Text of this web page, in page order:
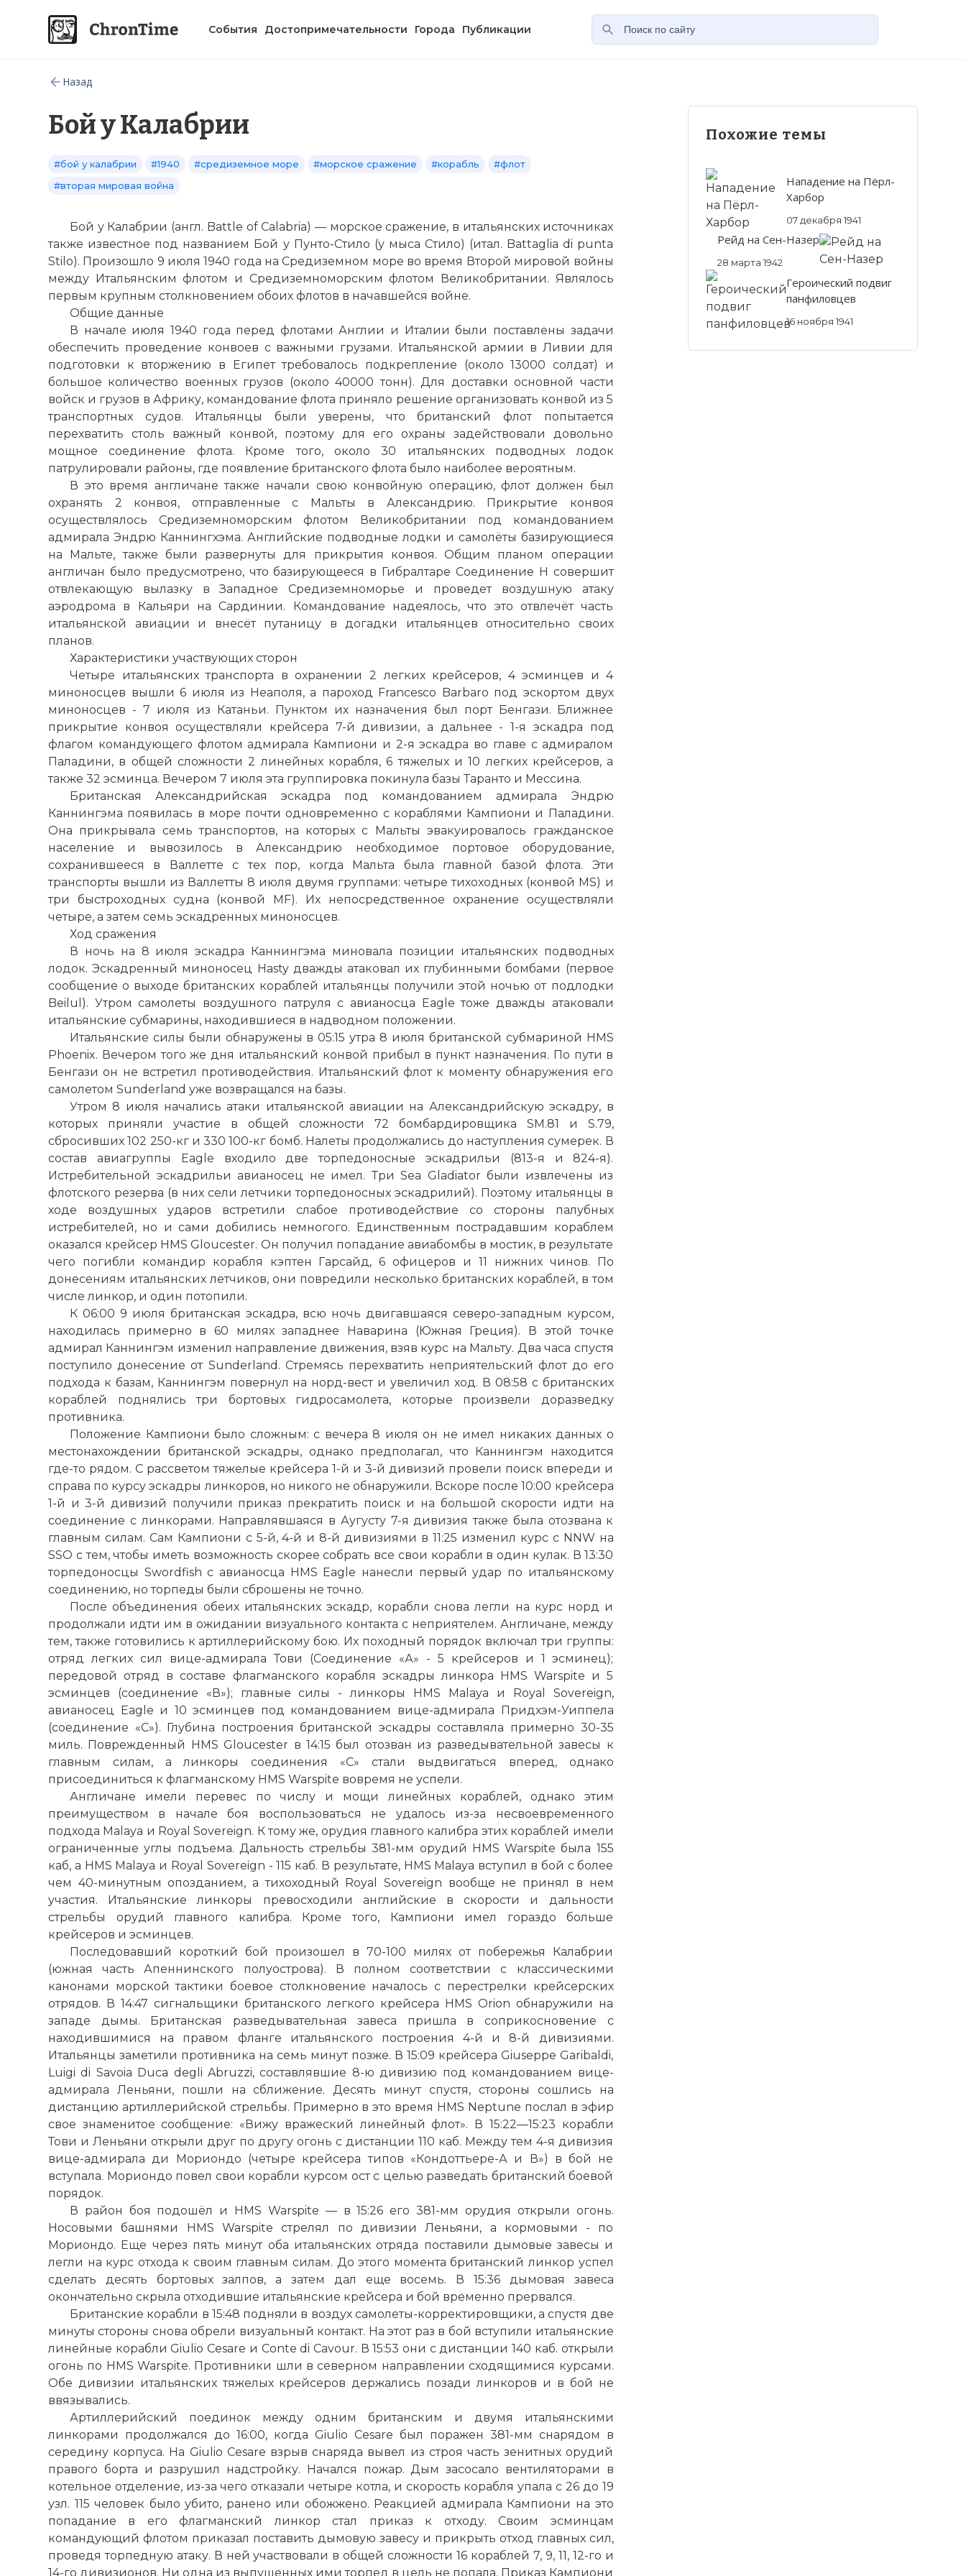
События Достопримечательности Города Публикации
Назад
Бой у Калабрии
#бой у калабрии #1940 #средиземное море #морское сражение #корабль
#флот
#вторая мировая война
Бой у Калабрии (англ. Battle of Calabria) — морское сражение, в итальянских источниках
также известное под названием Бой у Пунто-Стило (у мыса Стило) (итал. Battaglia di punta
Stilo). Произошло 9 июля 1940 года на Средиземном море во время Второй мировой войны
между Итальянским флотом и Средиземноморским флотом Великобритании. Являлось
первым крупным столкновением обоих флотов в начавшейся войне.
Общие данные
В начале июля 1940 года перед флотами Англии и Италии были поставлены задачи
обеспечить проведение конвоев с важными грузами. Итальянской армии в Ливии для
подготовки к вторжению в Египет требовалось подкрепление (около 13000 солдат) и
большое количество военных грузов (около 40000 тонн). Для доставки основной части
войск и грузов в Африку, командование флота приняло решение организовать конвой из 5
транспортных судов. Итальянцы были уверены, что британский флот попытается
перехватить столь важный конвой, поэтому для его охраны задействовали довольно
мощное соединение флота. Кроме того, около 30 итальянских подводных лодок
патрулировали районы, где появление британского флота было наиболее вероятным.
В это время англичане также начали свою конвойную операцию, флот должен был
охранять 2 конвоя, отправленные с Мальты в Александрию. Прикрытие конвоя
осуществлялось Средиземноморским флотом Великобритании под командованием
адмирала Эндрю Каннингхэма. Английские подводные лодки и самолёты базирующиеся
на Мальте, также были развернуты для прикрытия конвоя. Общим планом операции
англичан было предусмотрено, что базирующееся в Гибралтаре Соединение H совершит
отвлекающую вылазку в Западное Средиземноморье и проведет воздушную атаку
аэродрома в Кальяри на Сардинии. Командование надеялось, что это отвлечёт часть
итальянской авиации и внесёт путаницу в догадки итальянцев относительно своих
планов.
Характеристики участвующих сторон
Четыре итальянских транспорта в охранении 2 легких крейсеров, 4 эсминцев и 4
миноносцев вышли 6 июля из Неаполя, а пароход Francesco Barbaro под эскортом двух
миноносцев - 7 июля из Катаньи. Пунктом их назначения был порт Бенгази. Ближнее
прикрытие конвоя осуществляли крейсера 7-й дивизии, а дальнее - 1-я эскадра под
флагом командующего флотом адмирала Кампиони и 2-я эскадра во главе с адмиралом
Паладини, в общей сложности 2 линейных корабля, 6 тяжелых и 10 легких крейсеров, а
также 32 эсминца. Вечером 7 июля эта группировка покинула базы Таранто и Мессина.
Британская Александрийская эскадра под командованием адмирала Эндрю
Каннингэма появилась в море почти одновременно с кораблями Кампиони и Паладини.
Она прикрывала семь транспортов, на которых с Мальты эвакуировалось гражданское
население и вывозилось вАлександрию необходимое портовое оборудование,
сохранившееся в Валлетте с тех пор, когда Мальта была главной базой флота. Эти
транспорты вышли из Валлетты 8 июля двумя группами: четыре тихоходных (конвой MS) и
три быстроходных судна (конвой MF). Их непосредственное охранение осуществляли
четыре, а затем семь эскадренных миноносцев.
Ход сражения
В ночь на 8 июля эскадра Каннингэма миновала позиции итальянских подводных
лодок. Эскадренный миноносец Hasty дважды атаковал их глубинными бомбами (первое
сообщение о выходе британских кораблей итальянцы получили этой ночью от подлодки
Beilul). Утром самолеты воздушного патруля с авианосца Eagle тоже дважды атаковали
итальянские субмарины, находившиеся в надводном положении.
Итальянские силы были обнаружены в 05:15 утра 8 июля британской субмариной HMS
Phoenix. Вечером того же дня итальянский конвой прибыл в пункт назначения. По пути в
Бенгази он не встретил противодействия. Итальянский флот к моменту обнаружения его
самолетом Sunderland уже возвращался на базы.
Утром 8 июля начались атаки итальянской авиации на Александрийскую эскадру, в
которых приняли участие в общей сложности 72 бомбардировщика SM.81 и S.79,
сбросивших 102 250-кг и 330 100-кг бомб. Налеты продолжались до наступления сумерек. В
состав авиагруппы Eagle входило две торпедоносные эскадрильи (813-я и 824-я).
Истребительной эскадрильи авианосец не имел. Три Sea Gladiator были извлечены из
флотского резерва (в них сели летчики торпедоносных эскадрилий). Поэтому итальянцы в
ходе воздушных ударов встретили слабое противодействие со стороны палубных
истребителей, но и сами добились немногого. Единственным пострадавшим кораблем
оказался крейсер HMS Gloucester. Он получил попадание авиабомбы в мостик, в результате
чего погибли командир корабля кэптен Гарсайд, 6 офицеров и 11 нижних чинов. По
донесениям итальянских летчиков, они повредили несколько британских кораблей, в том
числе линкор, и один потопили.
К 06:00 9 июля британская эскадра, всю ночь двигавшаяся северо-западным курсом,
находилась примерно в 60 милях западнее Наварина (Южная Греция). В этой точке
адмирал Каннингэм изменил направление движения, взяв курс на Мальту. Два часа спустя
поступило донесение от Sunderland. Стремясь перехватить неприятельский флот до его
подхода к базам, Каннингэм повернул на норд-вест и увеличил ход. В 08:58 с британских
кораблей поднялись три бортовых гидросамолета, которые произвели доразведку
противника.
Положение Кампиони было сложным: с вечера 8 июля он не имел никаких данных о
местонахождении британской эскадры, однако предполагал, что Каннингэм находится
где-то рядом. С рассветом тяжелые крейсера 1-й и 3-й дивизий провели поиск впереди и
справа по курсу эскадры линкоров, но никого не обнаружили. Вскоре после 10:00 крейсера
1-й и 3-й дивизий получили приказ прекратить поиск и на большой скорости идти на
соединение с линкорами. Направлявшаяся в Аугусту 7-я дивизия также была отозвана к
главным силам. Сам Кампиони с 5-й, 4-й и 8-й дивизиями в 11:25 изменил курс с NNW на
SSO с тем, чтобы иметь возможность скорее собрать все свои корабли в один кулак. В 13:30
торпедоносцы Swordfish с авианосца HMS Eagle нанесли первый удар по итальянскому
соединению, но торпеды были сброшены не точно.
После объединения обеих итальянских эскадр, корабли снова легли на курс норд и
продолжали идти им в ожидании визуального контакта с неприятелем. Англичане, между
тем, также готовились к артиллерийскому бою. Их походный порядок включал три группы:
отряд легких сил вице-адмирала Тови (Cоединение «А» - 5 крейсеров и 1 эсминец);
передовой отряд в составе флагманского корабля эскадры линкора HMS Warspite и 5
эсминцев (соединение «В»); главные силы - линкоры HMS Malaya и Royal Sovereign,
авианосец Eagle и 10 эсминцев под командованием вице-адмирала Придхэм-Уиппела
(соединение «С»). Глубина построения британской эскадры составляла примерно 30-35
миль. Поврежденный HMS Gloucester в 14:15 был отозван из разведывательной завесы к
главным силам, а линкоры соединения «С» стали выдвигаться вперед, однако
присоединиться к флагманскому HMS Warspite вовремя не успели.
Англичане имели перевес по числу и мощи линейных кораблей, однако этим
преимуществом в начале боя воспользоваться не удалось из-за несвоевременного
подхода Malaya и Royal Sovereign. К тому же, орудия главного калибра этих кораблей имели
ограниченные углы подъема. Дальность стрельбы 381-мм орудий HMS Warspite была 155
каб, а HMS Malaya и Royal Sovereign - 115 каб. В результате, HMS Malaya вступил в бой с более
чем 40-минутным опозданием, а тихоходный Royal Sovereign вообще не принял в нем
участия. Итальянские линкоры превосходили английские в скорости и дальности
стрельбы орудий главного калибра. Кроме того, Кампиони имел гораздо больше
крейсеров и эсминцев.
Последовавший короткий бой произошел в 70-100 милях от побережья Калабрии
(южная часть Апеннинского полуострова). В полном соответствии с классическими
канонами морской тактики боевое столкновение началось с перестрелки крейсерских
отрядов. В 14:47 сигнальщики британского легкого крейсера HMS Orion обнаружили на
западе дымы. Британская разведывательная завеса пришла в соприкосновение с
находившимися на правом фланге итальянского построения 4-й и 8-й дивизиями.
Итальянцы заметили противника на семь минут позже. В 15:09 крейсера Giuseppe Garibaldi,
Luigi di Savoia Duca degli Abruzzi, составлявшие 8-ю дивизию под командованием вице-
адмирала Леньяни, пошли на сближение. Десять минут спустя, стороны сошлись на
дистанцию артиллерийской стрельбы. Примерно в это время HMS Neptune послал в эфир
свое знаменитое сообщение: «Вижу вражеский линейный флот». В 15:22—15:23 корабли
Тови и Леньяни открыли друг по другу огонь с дистанции 110 каб. Между тем 4-я дивизия
вице-адмирала ди Мориондо (четыре крейсера типов «Кондоттьере-А и В») в бой не
вступала. Мориондо повел свои корабли курсом ост с целью разведать британский боевой
порядок.
В район боя подошёл и HMS Warspite — в 15:26 его 381-мм орудия открыли огонь.
Носовыми башнями HMS Warspite стрелял по дивизии Леньяни, а кормовыми - по
Мориондо. Еще через пять минут оба итальянских отряда поставили дымовые завесы и
легли на курс отхода к своим главным силам. До этого момента британский линкор успел
сделать десять бортовых залпов, а затем дал еще восемь. В 15:36 дымовая завеса
окончательно скрыла отходившие итальянские крейсера и бой временно прервался.
Британские корабли в 15:48 подняли в воздух самолеты-корректировщики, а спустя две
минуты стороны снова обрели визуальный контакт. На этот раз в бой вступили итальянские
линейные корабли Giulio Cesare и Conte di Cavour. В 15:53 они с дистанции 140 каб. открыли
огонь по HMS Warspite. Противники шли в северном направлении сходящимися курсами.
Обе дивизии итальянских тяжелых крейсеров держались позади линкоров и в бой не
ввязывались.
Артиллерийский поединок между одним британским и двумя итальянскими
линкорами продолжался до 16:00, когда Giulio Cesare был поражен 381-мм снарядом в
середину корпуса. На Giulio Cesare взрыв снаряда вывел из строя часть зенитных орудий
правого борта и разрушил надстройку. Начался пожар. Дым засосало вентиляторами в
котельное отделение, из-за чего отказали четыре котла, и скорость корабля упала с 26 до 19
узл. 115 человек было убито, ранено или обожжено. Реакцией адмирала Кампиони на это
попадание в его флагманский линкор стал приказ к отходу. Своим эсминцам
командующий флотом приказал поставить дымовую завесу и прикрыть отход главных сил,
проведя торпедную атаку. В ней участвовали в общей сложности 16 кораблей 7, 9, 11, 12-го и
14-го дивизионов. Ни одна из выпущенных ими торпед в цель не попала. Приказ Кампиони
Похожие темы
Нападение на Пёрл-
Харбор
07 декабря 1941
Рейд на Сен-Назер
28 марта 1942
Героический подвиг
панфиловцев
16 ноября 1941
☓
Один из видных итальянских историков Марк-Антонио Брагадин после
войны описывал эту операцию: «Объективный анализ результатов должен
привести к заключению, что бой закончился вничью.
Фото статьи: